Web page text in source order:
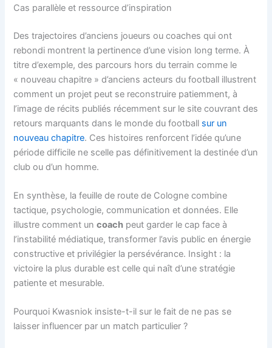
Cas parallèle et ressource d’inspiration
Des trajectoires d’anciens joueurs ou coaches qui ont
rebondi montrent la pertinence d’une vision long terme. À
titre d’exemple, des parcours hors du terrain comme le
« nouveau chapitre » d’anciens acteurs du football illustrent
comment un projet peut se reconstruire patiemment, à
l’image de récits publiés récemment sur le site couvrant des
retours marquants dans le monde du football sur un
nouveau chapitre. Ces histoires renforcent l’idée qu’une
période difficile ne scelle pas définitivement la destinée d’un
club ou d’un homme.
En synthèse, la feuille de route de Cologne combine
tactique, psychologie, communication et données. Elle
illustre comment uncoach peut garder le cap face à
l’instabilité médiatique, transformer l’avis public en énergie
constructive et privilégier la persévérance. Insight : la
victoire la plus durable est celle qui naît d’une stratégie
patiente et mesurable.
Pourquoi Kwasniok insiste-t-il sur le fait de ne pas se
laisser influencer par un match particulier ?